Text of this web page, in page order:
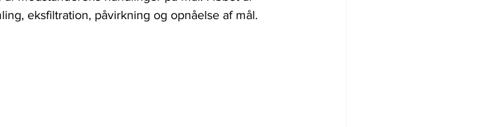
eksfiltration, påvirkning og opnåelse af mål.